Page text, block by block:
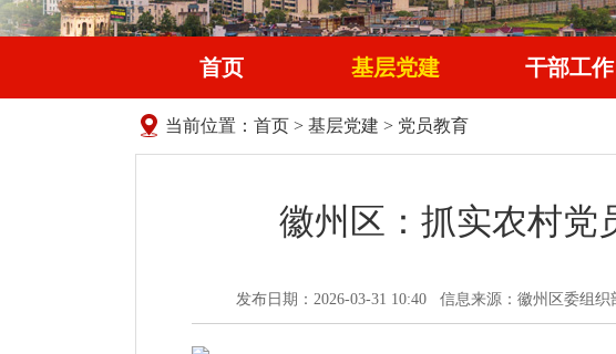
首页 基层党建 干部工作
当前位置： 首页 > 基层党建 > 党员教育
徽州区：抓实农村党
发布日期：2026-03-31 10:40 信息来源：徽州区委组织